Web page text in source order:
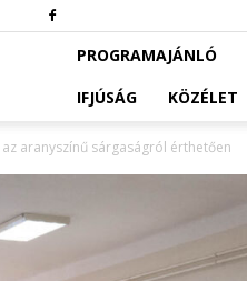
PROGRAMAJÁNLÓ
IFJÚSÁG
KÖZÉLET
aranyszínű sárgaságról érthetően